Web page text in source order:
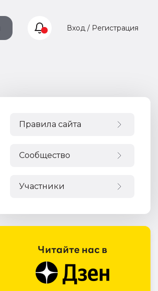
Вход / Регистрация
Правила сайта
Сообщество
Участники